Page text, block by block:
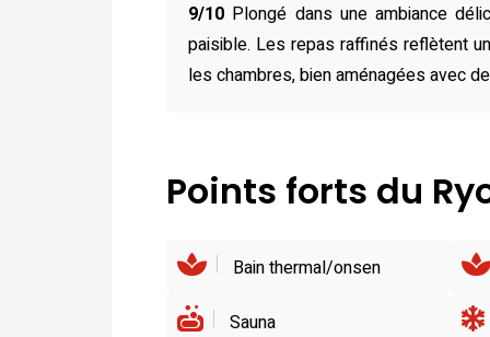
9/10 Plongé dans une ambiance
paisible. Les repas raffinés reflètent
les chambres, bien aménagées avec
Points forts du
Bain thermal/onsen
Sauna